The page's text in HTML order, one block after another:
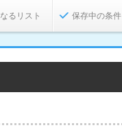
るリスト 保存中の条件